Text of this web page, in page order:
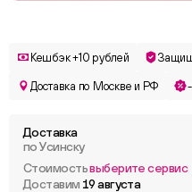
Кешбэк +10 рублей
Доставка по Москве и РФ
Доставка
по Усинску
Стоимостьвыберите сервис
Доставим 19 августа